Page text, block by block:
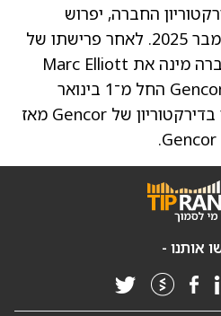
החברה, יפרוש
מתפקידו החל מ־31 בדצמבר 2025. לאחר פרישתו של
EJ Elliott, דירקטוריון החברה מינה את Marc Elliott
לתפקיד יושב הראש של Gencor החל מ־1 בינואר
2026. Marc Elliott מכהן בדירקטוריון של Gencor מאז
אותנו -